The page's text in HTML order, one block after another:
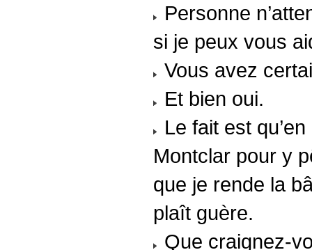
Personne
si je peux vous
Vous avez
Et bien oui.
Le fait est
Montclar pour y
que je rende la
plaît guère.
Que craignez-